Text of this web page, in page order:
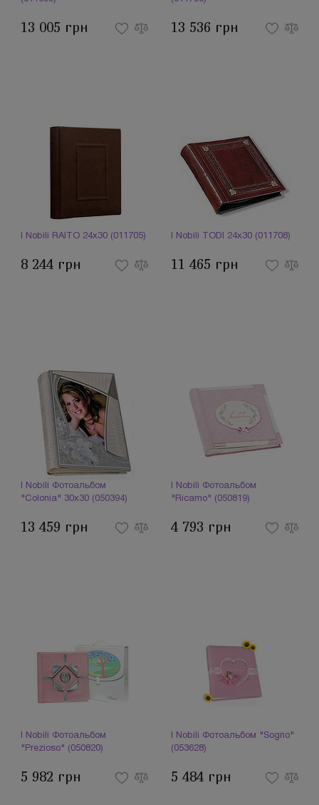
13 005 грн 13 536 грн
I Nobili RAITO 24x30 (011705)
8 244 грн
I Nobili TODI 24x30 (011708)
11 465 грн
I Nobili Фотоальбом
"Colonia" 30х30 (050394)
13 459 грн
I Nobili Фотоальбом
"Ricamo" (050819)
4 793 грн
I Nobili Фотоальбом
"Prezioso" (050820)
5 982 грн
I Nobili Фотоальбом "Sogno"
(053628)
5 484 грн